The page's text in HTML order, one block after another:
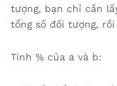
tượng, bạn chỉ cần
tổng số đối tượng,
Tính % của a và b: